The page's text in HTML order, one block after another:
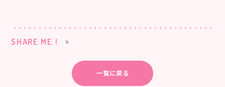
SHARE ME !
一覧に戻る